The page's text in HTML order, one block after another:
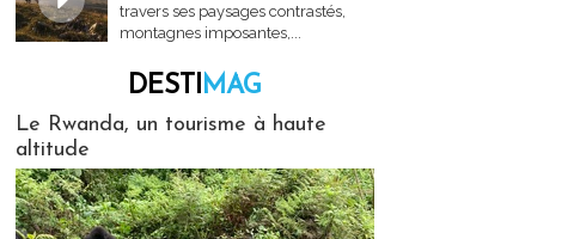
travers ses paysages contrastés,
montagnes imposantes,...
DESTIMAG
Le Rwanda, un tourisme à haute
altitude